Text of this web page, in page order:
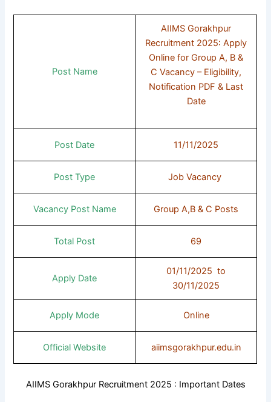
Post Name
AIIMS Gorakhpur
Recruitment 2025: Apply
Online for Group A, B &
C Vacancy – Eligibility,
Notification PDF & Last
Date
Post Date 11/11/2025
Post Type Job Vacancy
Vacancy Post Name Group A,B & C Posts
Total Post 69
Apply Date
01/11/2025 to
30/11/2025
Apply Mode Online
Official Website aiimsgorakhpur.edu.in
AIIMS Gorakhpur Recruitment 2025 : Important Dates